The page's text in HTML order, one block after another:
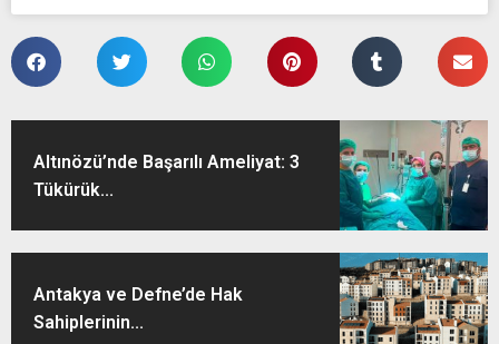
Altınözü’nde Başarılı Ameliyat: 3
Tükürük...
Antakya ve Defne’de Hak
Sahiplerinin...